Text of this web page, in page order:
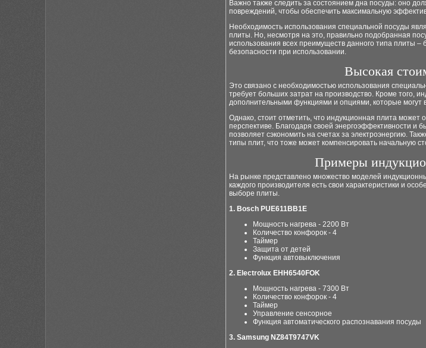
Важно также следить за состоянием дна посуды: оно
повреждений, чтобы обеспечить максимальную
Необходимость использования специальной посуды
плиты. Но, несмотря на это, правильно подобранная
использования всех преимуществ данного типа плиты –
безопасности при использовании.
Высокая
Это связано с необходимостью использования
требует больших затрат на производство. Кроме того,
дополнительными функциями и опциями, которые могут
Однако, стоит отметить, что индукционная плита может
перспективе. Благодаря своей энергоэффективности и
позволяет сэкономить на счетах за электроэнергию.
типы плит, что тоже может компенсировать начальную
Примеры
На рынке представлено множество моделей
каждого производителя есть свои характеристики и
выборе плиты.
1. Bosch PUE611BB1E
Мощность нагрева - 2200 Вт
Количество конфорок - 4
Таймер
Защита от детей
Функция автовыключения
2. Electrolux EHH6540FOK
Мощность нагрева - 7300 Вт
Количество конфорок - 4
Таймер
Управление сенсорное
Функция автоматического распознавания посуды
3. Samsung NZ84T9747VK